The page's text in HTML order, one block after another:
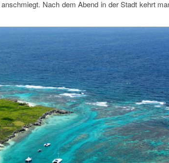
Nach dem Abend in der Stadt kehrt